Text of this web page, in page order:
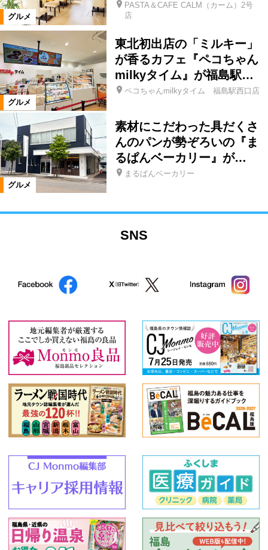
グルメ
PASTA＆CAFE CALM（カーム）2号
店
グルメ
東北初出店の「ミルキー」
が香るカフェ『ペコちゃん
milkyタイム』が福島駅…
ペコちゃんmilkyタイム 福島駅西口店
グルメ
素材にこだわった具だくさ
んのパンが勢ぞろいの『ま
るぱんベーカリー』が…
まるぱんベーカリー
SNS